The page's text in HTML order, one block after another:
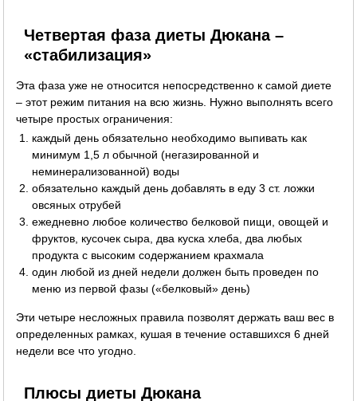
Четвертая фаза диеты Дюкана –
«стабилизация»
Эта фаза уже не относится непосредственно к самой диете
– этот режим питания на всю жизнь. Нужно выполнять всего
четыре простых ограничения:
каждый день обязательно необходимо выпивать как
минимум 1,5 л обычной (негазированной и
неминерализованной) воды
обязательно каждый день добавлять в еду 3 ст. ложки
овсяных отрубей
ежедневно любое количество белковой пищи, овощей и
фруктов, кусочек сыра, два куска хлеба, два любых
продукта с высоким содержанием крахмала
один любой из дней недели должен быть проведен по
меню из первой фазы («белковый» день)
Эти четыре несложных правила позволят держать ваш вес в
определенных рамках, кушая в течение оставшихся 6 дней
недели все что угодно.
Плюсы диеты Дюкана